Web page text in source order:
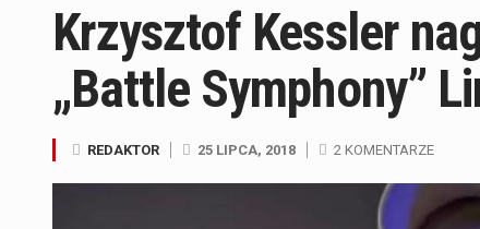
Krzysztof Kessler
„Battle Symphony”
REDAKTOR 25 LIPCA, 2018 2 KOMENTARZE